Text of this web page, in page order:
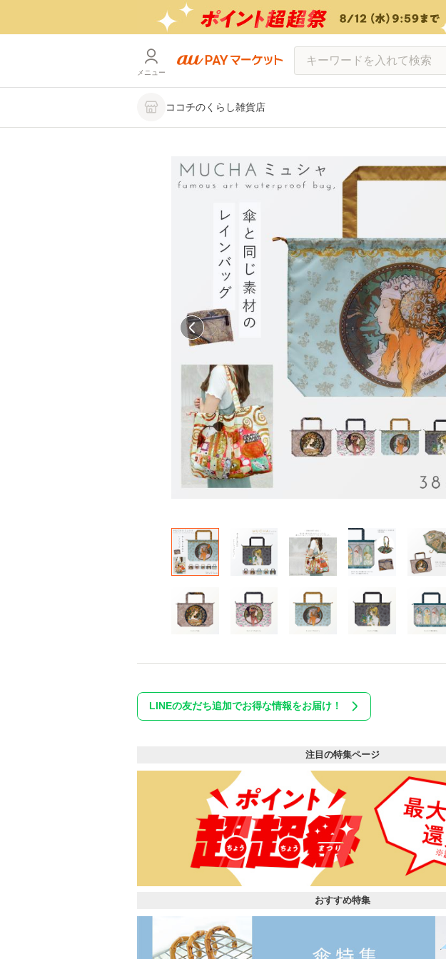
メニュー
ココチのくらし雑貨店
LINEの友だち追加でお得な情報をお届け！
注目の特集ページ
おすすめ特集